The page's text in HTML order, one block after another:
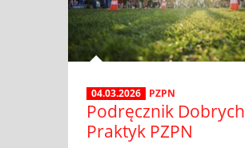
04.03.2026 PZPN
Podręcznik Dobrych
Praktyk PZPN